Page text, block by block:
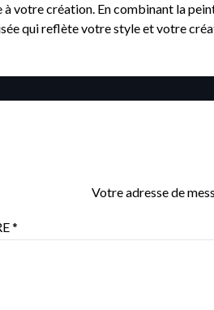
à votre création. En combinant la
qui reflète votre style et votre
Votre adresse de
*